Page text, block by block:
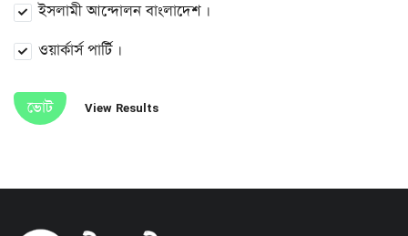
ইসলামী আন্দোলন বাংলাদেশ ।
ওয়ার্কার্স পার্টি ।
ভোট View Results